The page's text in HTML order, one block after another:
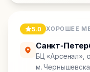
5.0 ХОРОШЕЕ
Санкт-
БЦ «Арсенал»,
м.